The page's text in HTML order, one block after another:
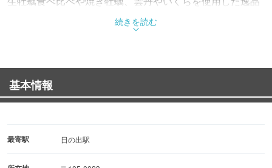
料理など旬の味覚をぜひご堪能ください。
全国各地から厳選した日本酒を豊富にご用意
牡蠣の旨味を引き立てる銘柄から定番酒まで幅広く取り揃
えております
続きを読む
基本情報
最寄駅 日の出駅